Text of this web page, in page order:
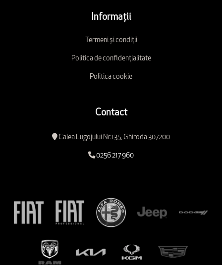
Informații
Termeni și condiții
Politica de confidențialitate
Politica cookie
Contact
Calea Lugojului Nr.135, Ghiroda 307200
0256 217 960